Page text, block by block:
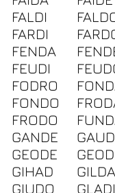
FALDI
FARDI
FENDA
FEUDI
FODRO
FONDO
FRODO
GANDE
GEODE
GIHAD
GILDA
GIUDO
GLADI